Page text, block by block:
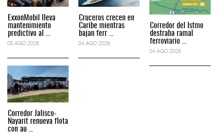
ExxonMobil lleva
mantenimiento
predictivo al ...
05 AGO 2026
Corredor Jalisco-
Nayarit renueva flota
con au ...
Cruceros crecen en
Caribe mientras
bajan ferr ...
04 AGO 2026
Corredor del Istmo
destraba ramal
ferroviario ...
04 AGO 2026